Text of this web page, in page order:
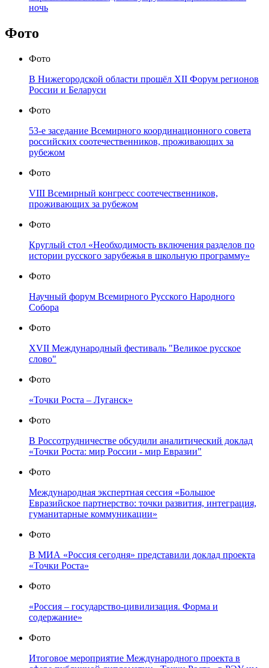
ночь
Фото
Фото
В Нижегородской области прошёл XII Форум регионов
России и Беларуси
Фото
53-е заседание Всемирного координационного совета
российских соотечественников, проживающих за
рубежом
Фото
VIII Всемирный конгресс соотечественников,
проживающих за рубежом
Фото
Круглый стол «Необходимость включения разделов по
истории русского зарубежья в школьную программу»
Фото
Научный форум Всемирного Русского Народного
Собора
Фото
XVII Международный фестиваль "Великое русское
слово"
Фото
«Точки Роста – Луганск»
Фото
В Россотрудничестве обсудили аналитический доклад
«Точки Роста: мир России - мир Евразии"
Фото
Международная экспертная сессия «Большое
Евразийское партнерство: точки развития, интеграция,
гуманитарные коммуникации»
Фото
В МИА «Россия сегодня» представили доклад проекта
«Точки Роста»
Фото
«Россия – государство-цивилизация. Форма и
содержание»
Фото
Итоговое мероприятие Международного проекта в